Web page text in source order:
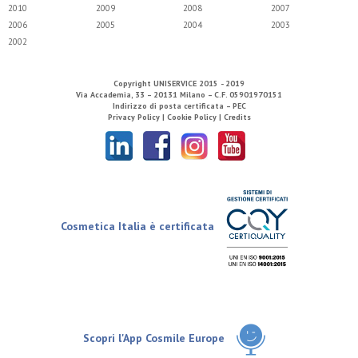
2010
2009 2008
2007
2006
2005 2004
2003
2002
Copyright UNISERVICE 2015 - 2019
Via Accademia, 33 – 20131 Milano – C.F. 05901970151
Indirizzo di posta certificata – PEC
Privacy Policy | Cookie Policy | Credits
Cosmetica Italia è certificata
Scopri l'App Cosmile Europe